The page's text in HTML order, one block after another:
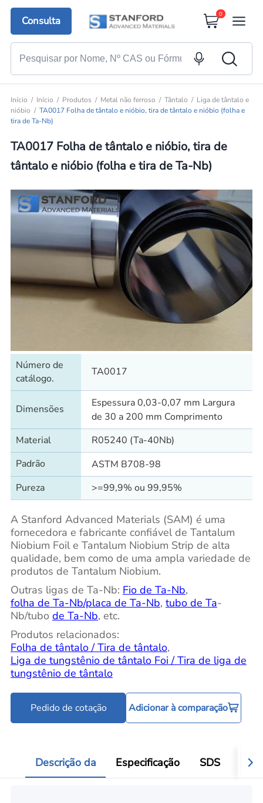
Consulta
0
Início Início Produtos Metal não ferroso Tântalo
Liga de tântalo e
nióbio
TA0017 Folha de tântalo e nióbio, tira de tântalo e nióbio (folha e
tira de Ta-Nb)
TA0017 Folha de tântalo e nióbio, tira de
tântalo e nióbio (folha e tira de Ta-Nb)
Número de
catálogo.
TA0017
Dimensões
Espessura 0,03-0,07 mm Largura
de 30 a 200 mm Comprimento
Material
R05240 (Ta-40Nb)
Padrão
ASTM B708-98
Pureza
>=99,9% ou 99,95%
A Stanford Advanced Materials (SAM) é uma
fornecedora e fabricante confiável de Tantalum
Niobium Foil e Tantalum Niobium Strip de alta
qualidade, bem como de uma ampla variedade de
produtos de Tantalum Niobium.
Outras ligas de Ta-Nb: Fio de Ta-Nb,
folha de Ta-Nb/placa de Ta-Nb, tubo de Ta-
Nb/tubo de Ta-Nb, etc.
Produtos relacionados:
Folha de tântalo / Tira de tântalo,
Liga de tungstênio de tântalo Foi / Tira de liga de
tungstênio de tântalo
Pedido de cotação Adicionar à comparação
Descrição da Especificação SDS